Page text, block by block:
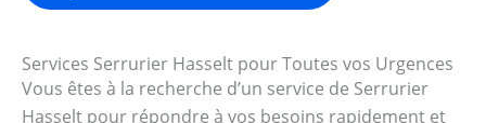
Services Serrurier Hasselt pour Toutes vos Urgences
Vous êtes à la recherche d’un service de Serrurier
Hasselt pour répondre à vos besoins rapidement et